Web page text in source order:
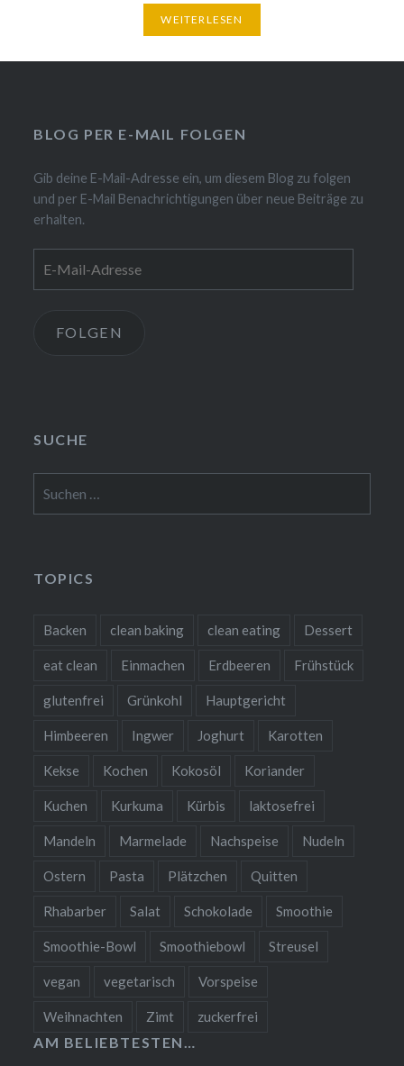
WEITERLESEN
BLOG PER E-MAIL FOLGEN
Gib deine E-Mail-Adresse ein, um diesem Blog zu folgen
und per E-Mail Benachrichtigungen über neue Beiträge zu
erhalten.
Mail-
FOLGEN
SUCHE
nach:
TOPICS
Backen clean baking clean eating Dessert
eat clean Einmachen Erdbeeren Frühstück
glutenfrei Grünkohl Hauptgericht
Himbeeren Ingwer Joghurt Karotten
Kekse Kochen Kokosöl Koriander
Kuchen Kurkuma Kürbis laktosefrei
Mandeln Marmelade Nachspeise Nudeln
Ostern Pasta Plätzchen Quitten
Rhabarber Salat Schokolade Smoothie
Smoothie-Bowl Smoothiebowl Streusel
vegan vegetarisch Vorspeise
Weihnachten Zimt zuckerfrei
AM BELIEBTESTEN…